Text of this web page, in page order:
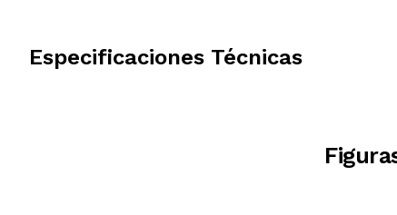
Especificaciones Técnicas